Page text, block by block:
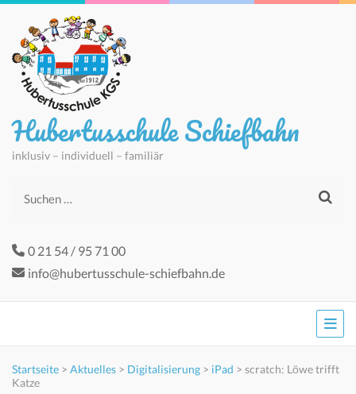
Hubertusschule Schiefbahn
inklusiv – individuell – familiär
Suchen
0 21 54 / 95 71 00
info@hubertusschule-schiefbahn.de
Startseite > Aktuelles > Digitalisierung > iPad > scratch: Löwe trifft
Katze